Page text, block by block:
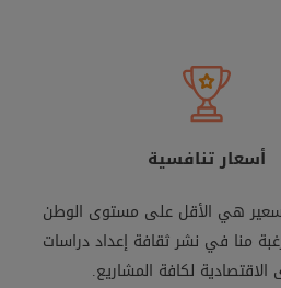
أسعار تنافسية
هي الأقل على مستوى الوطن
منا في نشر ثقافة إعداد دراسات
الاقتصادية لكافة المشاريع.